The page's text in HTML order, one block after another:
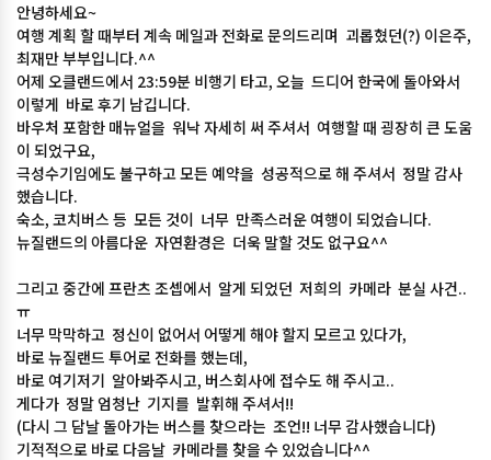
안녕하세요~
여행 계획 할 때부터 계속 메일과 전화로 문의드리며 괴롭혔던(?) 이은주,
최재만 부부입니다.^^
어제 오클랜드에서 23:59분 비행기 타고, 오늘 드디어 한국에 돌아와서
이렇게 바로 후기 남깁니다.
바우처 포함한 매뉴얼을 워낙 자세히 써 주셔서 여행할 때 굉장히 큰 도움
이 되었구요,
극성수기임에도 불구하고 모든 예약을 성공적으로 해 주셔서 정말 감사
했습니다.
숙소, 코치버스 등 모든 것이 너무 만족스러운 여행이 되었습니다.
뉴질랜드의 아름다운 자연환경은 더욱 말할 것도 없구요^^
그리고 중간에 프란츠 조셉에서 알게 되었던 저희의 카메라 분실 사건..
ㅠ
너무 막막하고 정신이 없어서 어떻게 해야 할지 모르고 있다가,
바로 뉴질랜드 투어로 전화를 했는데,
바로 여기저기 알아봐주시고, 버스회사에 접수도 해 주시고..
게다가 정말 엄청난 기지를 발휘해 주셔서!!
(다시 그 담날 돌아가는 버스를 찾으라는 조언!! 너무 감사했습니다)
기적적으로 바로 다음날 카메라를 찾을 수 있었습니다^^